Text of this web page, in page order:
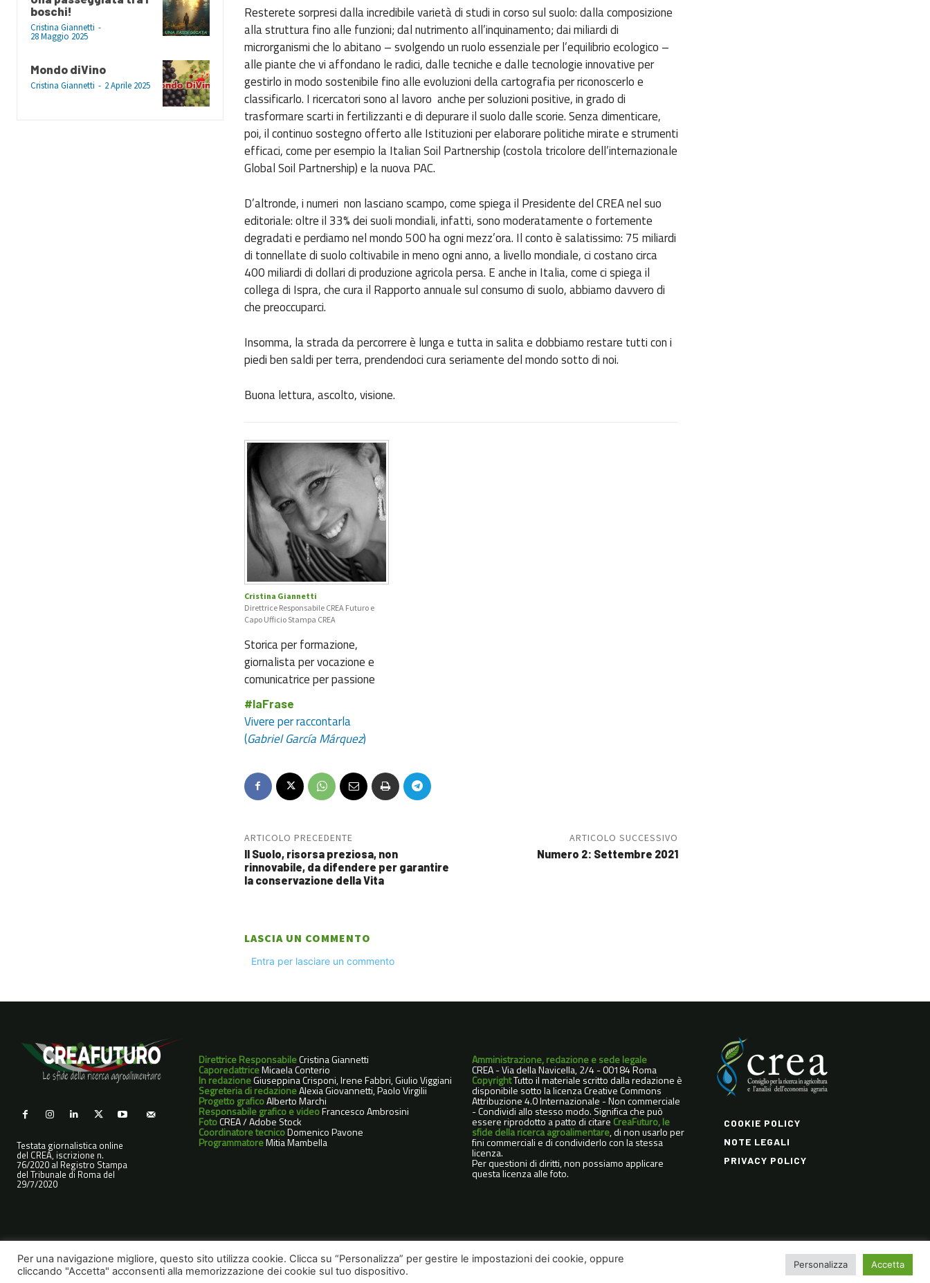
boschi!
Cristina Giannetti -
28 Maggio 2025
Mondo diVino
Cristina Giannetti - 2 Aprile 2025
Resterete sorpresi dalla incredibile varietà di studi in corso sul suolo: dalla composizione
alla struttura fino alle funzioni; dal nutrimento all’inquinamento; dai miliardi di
microrganismi che lo abitano – svolgendo un ruolo essenziale per l’equilibrio ecologico –
alle piante che vi affondano le radici, dalle tecniche e dalle tecnologie innovative per
gestirlo in modo sostenibile fino alle evoluzioni della cartografia per riconoscerlo e
classificarlo. I ricercatori sono al lavoro anche per soluzioni positive, in grado di
trasformare scarti in fertilizzanti e di depurare il suolo dalle scorie. Senza dimenticare,
poi, il continuo sostegno offerto alle Istituzioni per elaborare politiche mirate e strumenti
efficaci, come per esempio la Italian Soil Partnership (costola tricolore dell’internazionale
Global Soil Partnership) e la nuova PAC.
D’altronde, i numeri non lasciano scampo, come spiega il Presidente del CREA nel suo
editoriale: oltre il 33% dei suoli mondiali, infatti, sono moderatamente o fortemente
degradati e perdiamo nel mondo 500 ha ogni mezz’ora. Il conto è salatissimo: 75 miliardi
di tonnellate di suolo coltivabile in meno ogni anno, a livello mondiale, ci costano circa
400 miliardi di dollari di produzione agricola persa. E anche in Italia, come ci spiega il
collega di Ispra, che cura il Rapporto annuale sul consumo di suolo, abbiamo davvero di
che preoccuparci.
Insomma, la strada da percorrere è lunga e tutta in salita e dobbiamo restare tutti con i
piedi ben saldi per terra, prendendoci cura seriamente del mondo sotto di noi.
Buona lettura, ascolto, visione.
Cristina Giannetti
Direttrice Responsabile CREA Futuro e
Capo Ufficio Stampa CREA
Storica per formazione,
giornalista per vocazione e
comunicatrice per passione
#laFrase
Vivere per raccontarla
(Gabriel García Márquez)
ARTICOLO PRECEDENTE
Il Suolo, risorsa preziosa, non
rinnovabile, da difendere per garantire
la conservazione della Vita
ARTICOLO SUCCESSIVO
Numero 2: Settembre 2021
LASCIA UN COMMENTO
Entra per lasciare un commento
Testata giornalistica online
del CREA, iscrizione n.
76/2020 al Registro Stampa
del Tribunale di Roma del
29/7/2020
Direttrice ResponsabileCristina Giannetti
CaporedattriceMicaela Conterio
In redazioneGiuseppina Crisponi, Irene Fabbri, Giulio Viggiani
Segreteria di redazioneAlexia Giovannetti, Paolo Virgilii
Progetto graficoAlberto Marchi
Responsabile grafico e videoFrancesco Ambrosini
FotoCREA / Adobe Stock
Coordinatore tecnicoDomenico Pavone
ProgrammatoreMitia Mambella
Amministrazione, redazione e sede legale
CREA - Via della Navicella, 2/4 - 00184 Roma
CopyrightTutto il materiale scritto dalla redazione è
disponibile sotto la licenza Creative Commons
Attribuzione 4.0 Internazionale - Non commerciale
- Condividi allo stesso modo. Significa che può
essere riprodotto a patto di citare CreaFuturo, le
sfide della ricerca agroalimentare, di non usarlo per
fini commerciali e di condividerlo con la stessa
licenza.
Per questioni di diritti, non possiamo applicare
questa licenza alle foto.
COOKIE POLICY
NOTE LEGALI
PRIVACY POLICY
Per una navigazione migliore, questo sito utilizza cookie. Clicca su “Personalizza” per gestire le impostazioni dei cookie, oppure
cliccando "Accetta" acconsenti alla memorizzazione dei cookie sul tuo dispositivo.
Personalizza Accetta